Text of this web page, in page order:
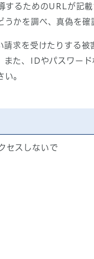
るためのURLが記
かを調べ、真偽を確
求を受けたりする被
た、IDやパスワー
。
セスしないで